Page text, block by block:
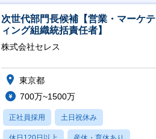
次世代部門長候補【営業・マーケテ
ィング組織統括責任者】
株式会社セレス
東京都
700万~1500万
正社員採用 土日祝休み